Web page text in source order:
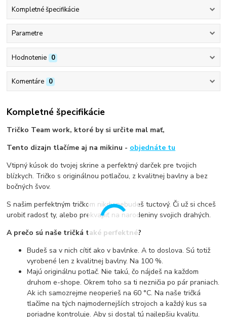
Kompletné špecifikácie
Parametre
Hodnotenie 0
Komentáre 0
Kompletné špecifikácie
Tričko Team work, ktoré by si určite mal mať,
Tento dizajn tlačíme aj na mikinu - objednáte tu
Vtipný kúsok do tvojej skrine a perfektný darček pre tvojich
blízkych. Tričko s originálnou potlačou, z kvalitnej bavlny a bez
bočných švov.
S našim perfektným tričkom nikdy nebudeš tuctový. Či už si chceš
urobiť radosť ty, alebo prekvapiť na narodeniny svojich drahých.
A prečo sú naše tričká také perfektné?
Budeš sa v nich cítiť ako v bavlnke. A to doslova. Sú totiž
vyrobené len z kvalitnej bavlny. Na 100 %.
Majú originálnu potlač. Nie takú, čo nájdeš na každom
druhom e-shope. Okrem toho sa ti nezničia po pár praniach.
Ak ich samozrejme neoperieš na 60 °C. Na naše tričká
tlačíme na tých najmodernejších strojoch a každý kus sa
poriadne kontroluje. Aby si dostal tú najlepšiu kvalitu.